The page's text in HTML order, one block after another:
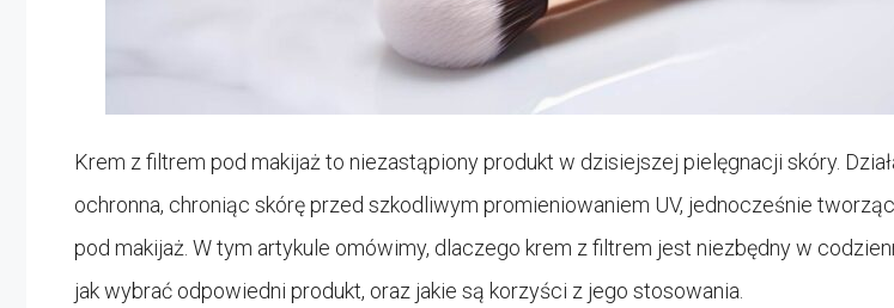
Krem z filtrem pod makijaż to niezastąpiony produkt w dzisiejszej pielęgnacji skóry.
ochronna, chroniąc skórę przed szkodliwym promieniowaniem UV, jednocześnie
pod makijaż. W tym artykule omówimy, dlaczego krem z filtrem jest niezbędny w
jak wybrać odpowiedni produkt, oraz jakie są korzyści z jego stosowania.